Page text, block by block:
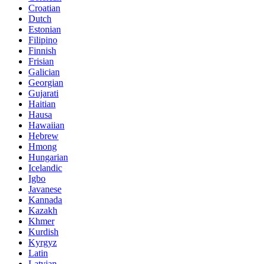
Croatian
Dutch
Estonian
Filipino
Finnish
Frisian
Galician
Georgian
Gujarati
Haitian
Hausa
Hawaiian
Hebrew
Hmong
Hungarian
Icelandic
Igbo
Javanese
Kannada
Kazakh
Khmer
Kurdish
Kyrgyz
Latin